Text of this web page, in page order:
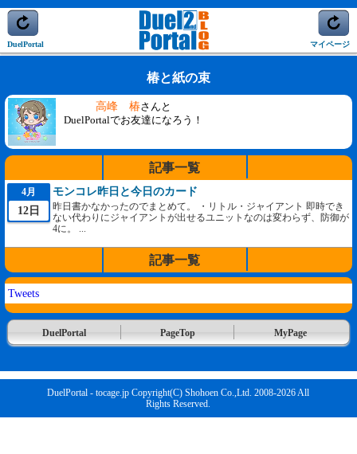
DuelPortal マイページ
椿と紙の束
高峰 椿さんと
DuelPortalでお友達になろう！
記事一覧
4月
12日
モンコレ昨日と今日のカード
昨日書かなかったのでまとめて。 ・リトル・ジャイアント 即時でき
ない代わりにジャイアントが出せるユニットなのは変わらず、防御が
4に。 ...
記事一覧
Tweets
DuelPortal PageTop MyPage
DuelPortal - tocage.jp Copyright(C) Shohoen Co.,Ltd. 2008-2026 All
Rights Reserved.